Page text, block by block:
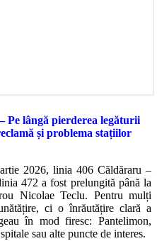
lângă pierderea legăturii
și problema stațiilor
2026, linia 406 Căldăraru –
472 a fost prelungită până la
Nicolae Teclu. Pentru mulți
ci o înrăutățire clară a
în mod firesc: Pantelimon,
sau alte puncte de interes.